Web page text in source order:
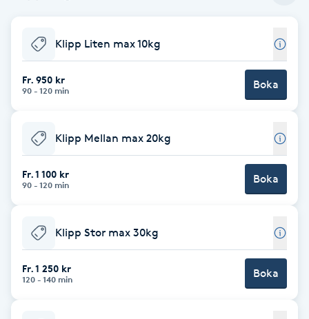
Balayage
Barber
Barnklippning
Bottenfärg
Klipp Liten max 10kg
Fr. 950 kr
90 - 120 min Boka
Klipp Mellan max 20kg
Fr. 1 100 kr
90 - 120 min Boka
Klipp Stor max 30kg
Fr. 1 250 kr
120 - 140 min Boka